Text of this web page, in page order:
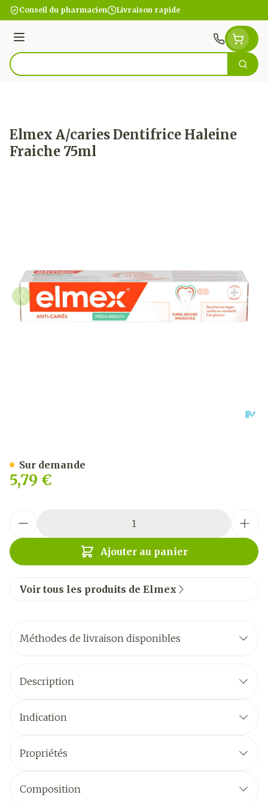
Aller au contenu
Conseil du pharmacien Livraison rapide
Menu
Rechercher
Elmex A/caries Dentifrice Haleine
Fraiche 75ml
5,79 €
Ajouter au panier
Sur demande
Voir tous les produits de Elmex
Méthodes de livraison disponibles
Description
Indication
Propriétés
Composition